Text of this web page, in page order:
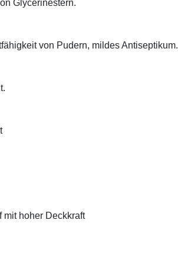
Glycerinestern.
von Pudern, mildes Antiseptikum.
mit hoher Deckkraft